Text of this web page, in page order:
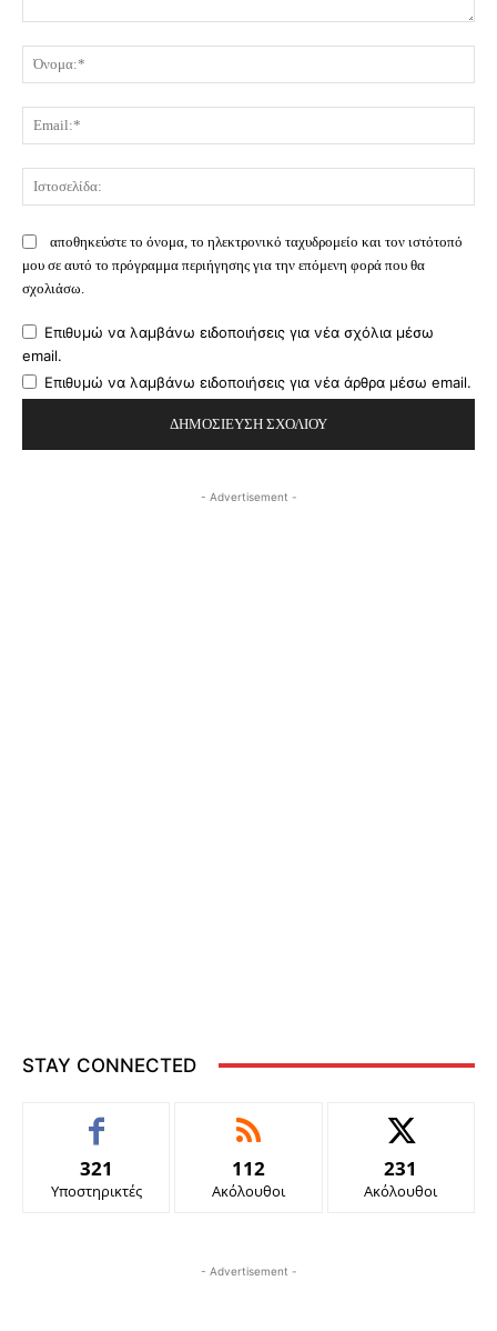
αποθηκεύστε το όνομα, το ηλεκτρονικό ταχυδρομείο και τον ιστότοπό
μου σε αυτό το πρόγραμμα περιήγησης για την επόμενη φορά που θα
σχολιάσω.
Επιθυμώ να λαμβάνω ειδοποιήσεις για νέα σχόλια μέσω
email.
Επιθυμώ να λαμβάνω ειδοποιήσεις για νέα άρθρα μέσω email.
- Advertisement -
STAY CONNECTED
321
Υποστηρικτές
112
Ακόλουθοι
231
Ακόλουθοι
- Advertisement -